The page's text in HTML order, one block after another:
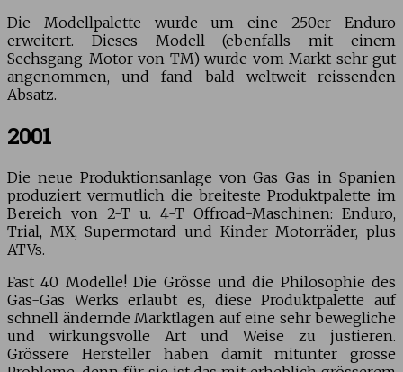
Die Modellpalette wurde um eine 250er Enduro
erweitert. Dieses Modell (ebenfalls mit einem
Sechsgang-Motor von TM) wurde vom Markt sehr gut
angenommen, und fand bald weltweit reissenden
Absatz.
2001
Die neue Produktionsanlage von Gas Gas in Spanien
produziert vermutlich die breiteste Produktpalette im
Bereich von 2-T u. 4-T Offroad-Maschinen: Enduro,
Trial, MX, Supermotard und Kinder Motorräder, plus
ATVs.
Fast 40 Modelle! Die Grösse und die Philosophie des
Gas-Gas Werks erlaubt es, diese Produktpalette auf
schnell ändernde Marktlagen auf eine sehr bewegliche
und wirkungsvolle Art und Weise zu justieren.
Grössere Hersteller haben damit mitunter grosse